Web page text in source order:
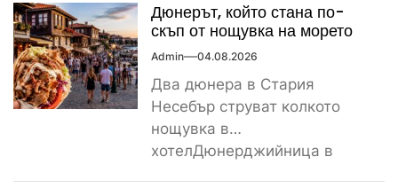
Дюнерът, който стана по-
скъп от нощувка на морето
Admin 04.08.2026
Два дюнера в Стария
Несебър струват колкото
нощувка в
хотелДюнерджийница в